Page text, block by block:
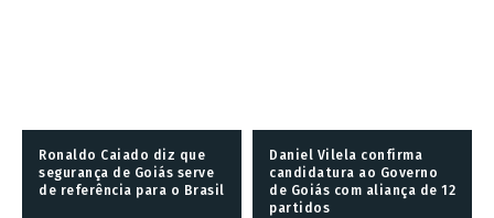
Ronaldo Caiado diz que
segurança de Goiás serve
de referência para o Brasil
Daniel Vilela confirma
candidatura ao Governo
de Goiás com aliança de 12
partidos